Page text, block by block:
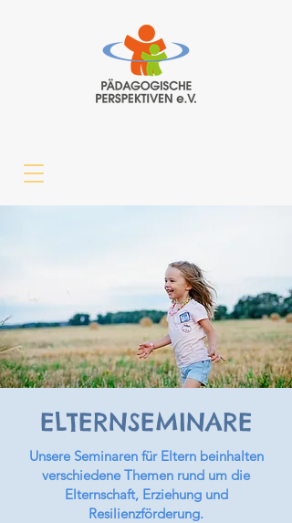
ELTERNSEMINARE
Unsere Seminaren für Eltern beinhalten
verschiedene Themen rund um die
Elternschaft, Erziehung und
Resilienzförderung.